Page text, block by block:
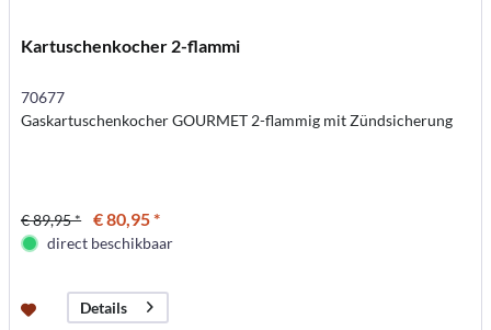
Kartuschenkocher 2-flammi
70677
Gaskartuschenkocher GOURMET 2-flammig mit Zündsicherung
€ 89,95 * € 80,95 *
direct beschikbaar
Details